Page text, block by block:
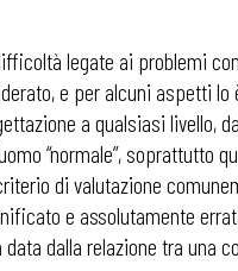
legate ai problemi
e per alcuni aspetti
a qualsiasi livello,
“normale”, soprattutto
di valutazione
e assolutamente
dalla relazione tra una